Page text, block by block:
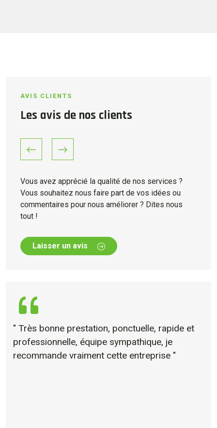
AVIS CLIENTS
Les avis de nos clients
PreviousNext
Vous avez apprécié la qualité de nos services ?
Vous souhaitez nous faire part de vos idées ou
commentaires pour nous améliorer ? Dites nous
tout !
Laisser un avis
" Très bonne prestation, ponctuelle, rapide et
professionnelle, équipe sympathique, je
recommande vraiment cette entreprise "